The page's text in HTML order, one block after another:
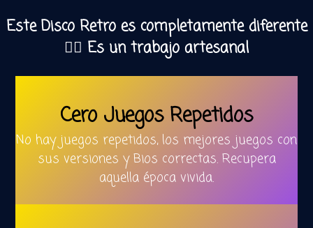
Este Disco Retro es completamente diferente
🧙‍♂️ Es un trabajo artesanal
Cero Juegos Repetidos
No hay juegos repetidos, los mejores juegos con
sus versiones y Bios correctas. Recupera
aquella época vivida.